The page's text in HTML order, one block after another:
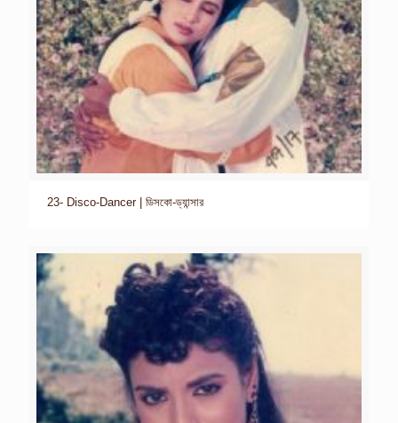
23- Disco-Dancer | ডিসকো-ড্যান্সার